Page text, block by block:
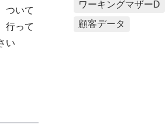
ついて
行って
い
ワーキングマザーD
顧客データ